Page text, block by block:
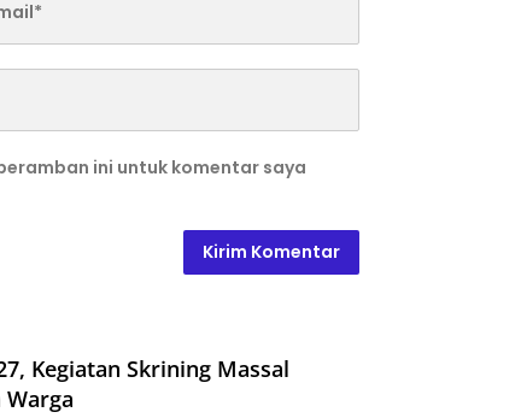
ini untuk komentar saya
Kegiatan Skrining Massal